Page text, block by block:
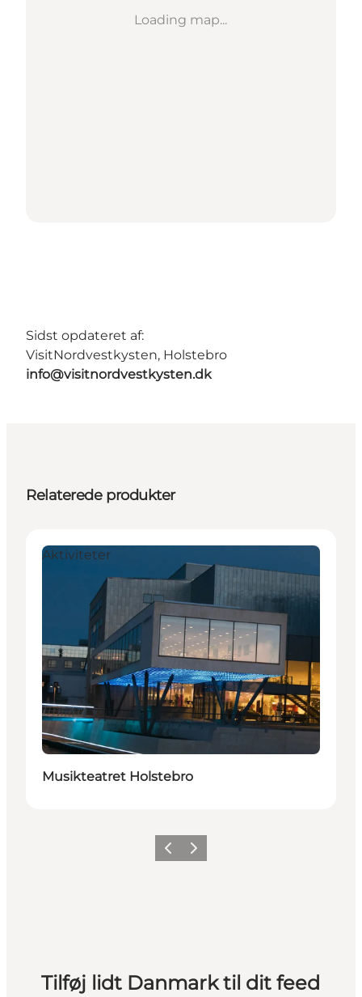
Loading map...
Sidst opdateret af:
VisitNordvestkysten, Holstebro
info@visitnordvestkysten.dk
Relaterede produkter
Aktiviteter
Musikteatret Holstebro
ForrigeNæste
Tilføj lidt Danmark til dit feed